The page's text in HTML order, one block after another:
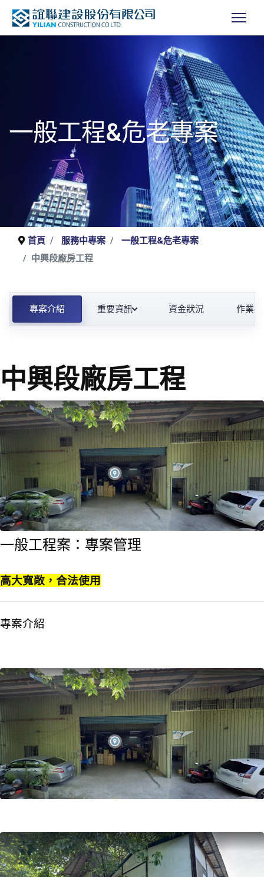
一般工程&危老專案
首頁 服務中專案
一般工程&危老專案
中興段廠房工程
一般工程危老
資金狀況品質管制
作業進度 進度報告 Clear
品質管制 - 請選擇 -
檢驗報告
試驗報告
施工查核
Clear
重要資訊
公文
專案介紹 重要資訊 資金狀況 作業
中興段廠房工程
一般工程案：專案管理
高大寬敞，合法使用
專案介紹